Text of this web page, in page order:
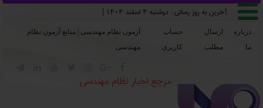
 آخرین به روز رسانی : دوشنبه ۴ اسفند ۱۴۰۴ |
درباره
ما
ارسال
مطلب
حساب
کاربری
آزمون نظام مهندسی | منابع آزمون نظام
مهندسی
مرجع اخبار نظام مهندسی